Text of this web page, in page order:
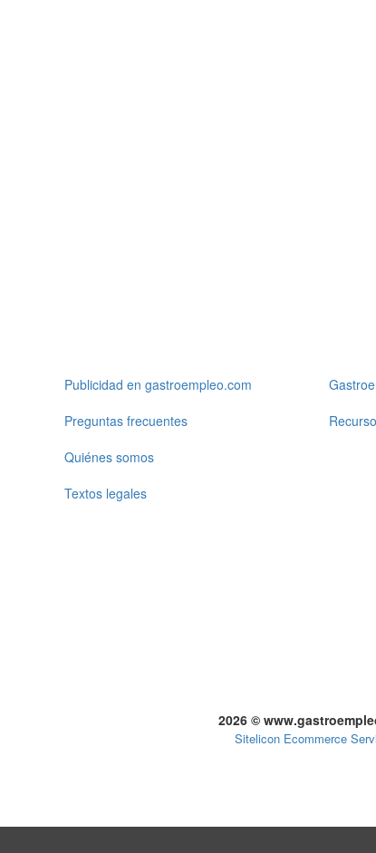
Publicidad en gastroempleo.com
Preguntas frecuentes
Quiénes somos
Textos legales
2026 ©
Sitelicon Ecommerce